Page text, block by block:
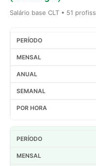
Salário base CLT • 51